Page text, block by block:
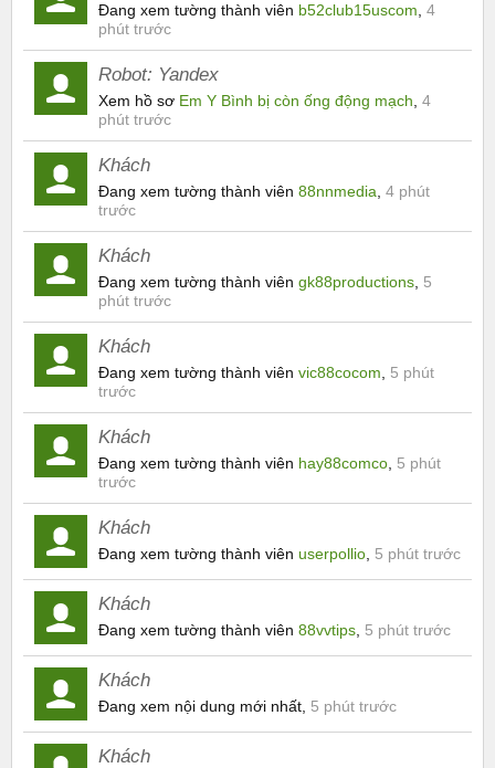
Đang xem tường thành viên b52club15uscom 4
phút trước
Robot: Yandex
Xem hồ sơ Em Y Bình bị còn ống động mạch 4
phút trước
Khách
Đang xem tường thành viên 88nnmedia 4 phút
trước
Khách
Đang xem tường thành viên gk88productions 5
phút trước
Khách
Đang xem tường thành viên vic88cocom
5 phút
trước
Khách
Đang xem tường thành viên hay88comco 5 phút
trước
Khách
Đang xem tường thành viên userpollio 5 phút trước
Khách
Đang xem tường thành viên 88vvtips 5 phút trước
Khách
Đang xem nội dung mới nhất, 5 phút trước
Khách